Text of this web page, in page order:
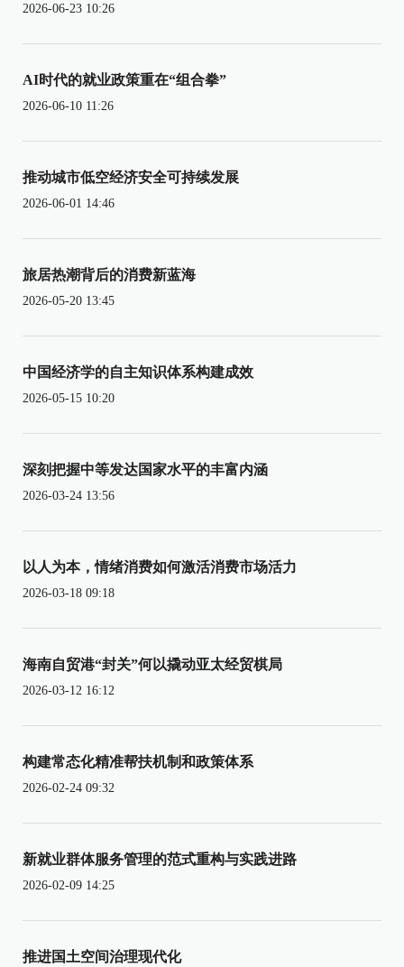
2026-06-23 10:26
AI时代的就业政策重在“组合拳”
2026-06-10 11:26
推动城市低空经济安全可持续发展
2026-06-01 14:46
旅居热潮背后的消费新蓝海
2026-05-20 13:45
中国经济学的自主知识体系构建成效
2026-05-15 10:20
深刻把握中等发达国家水平的丰富内涵
2026-03-24 13:56
以人为本，情绪消费如何激活消费市场活力
2026-03-18 09:18
海南自贸港“封关”何以撬动亚太经贸棋局
2026-03-12 16:12
构建常态化精准帮扶机制和政策体系
2026-02-24 09:32
新就业群体服务管理的范式重构与实践进路
2026-02-09 14:25
推进国土空间治理现代化